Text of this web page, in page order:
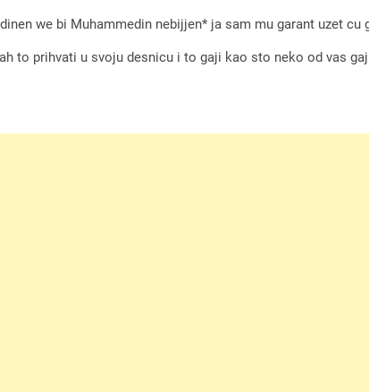
we bi Muhammedin nebijjen* ja sam mu garant uzet cu
to prihvati u svoju desnicu i to gaji kao sto neko od vas